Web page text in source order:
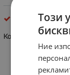
Компас
Този
Ние